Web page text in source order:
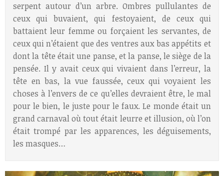
serpent autour d’un arbre. Ombres pullulantes de
ceux qui buvaient, qui festoyaient, de ceux qui
battaient leur femme ou forçaient les servantes, de
ceux qui n’étaient que des ventres aux bas appétits et
dont la tête était une panse, et la panse, le siège de la
pensée. Il y avait ceux qui vivaient dans l’erreur, la
tête en bas, la vue faussée, ceux qui voyaient les
choses à l’envers de ce qu’elles devraient être, le mal
pour le bien, le juste pour le faux. Le monde était un
grand carnaval où tout était leurre et illusion, où l’on
était trompé par les apparences, les déguisements,
les masques…